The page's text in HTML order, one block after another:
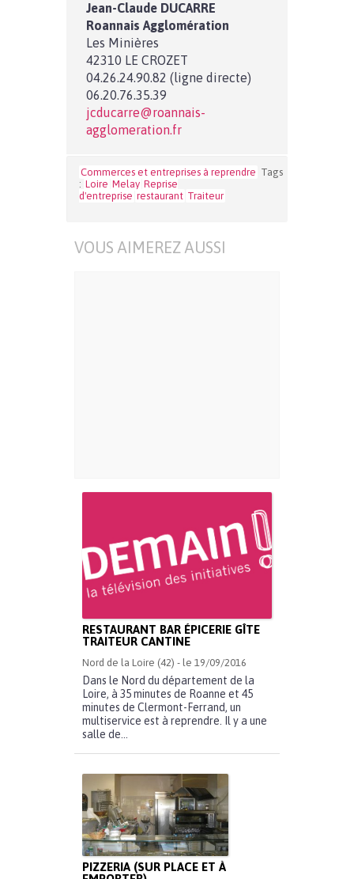
Jean-Claude DUCARRE
Roannais Agglomération
Les Minières
42310 LE CROZET
04.26.24.90.82 (ligne directe)
06.20.76.35.39
jcducarre@roannais-
agglomeration.fr
Commerces et entreprises à reprendre Tags
: Loire Melay Reprise
d'entreprise restaurant Traiteur
VOUS AIMEREZ AUSSI
RESTAURANT BAR ÉPICERIE GÎTE
TRAITEUR CANTINE
Nord de la Loire (42) - le 19/09/2016
Dans le Nord du département de la
Loire, à 35 minutes de Roanne et 45
minutes de Clermont-Ferrand, un
multiservice est à reprendre. Il y a une
salle de...
PIZZERIA (SUR PLACE ET À